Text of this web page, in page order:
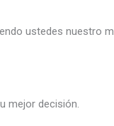
ustedes nuestro
mejor decisión.